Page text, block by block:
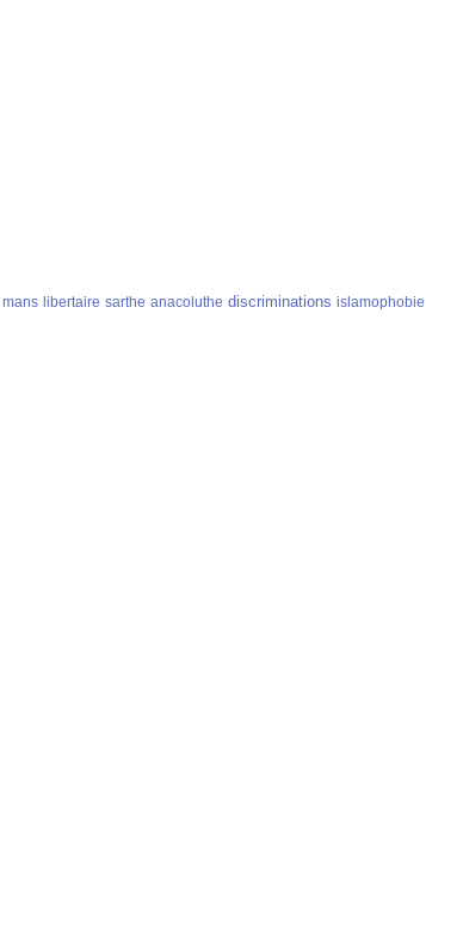
mans libertaire sarthe anacoluthe discriminations islamophobie